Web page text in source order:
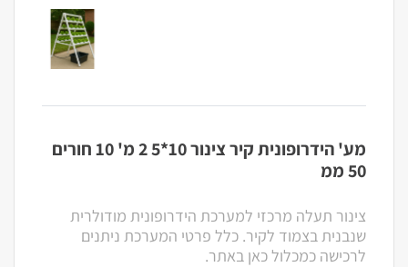
מע' הידרופונית קיר צינור 10*5 2 מ' 10 חורים
50 ממ
צינור תעלה מרכזי למערכת הידרופונית מודולרית
שנבנית בצמוד לקיר. כלל פרטי המערכת ניתנים
לרכישה כמכלול כאן באתר.